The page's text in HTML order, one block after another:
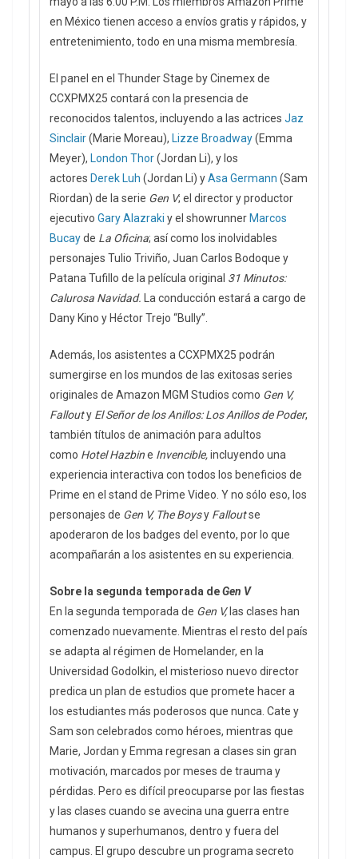
en México tienen acceso a envíos gratis y rápidos, y
entretenimiento, todo en una misma membresía.
El panel en el Thunder Stage by Cinemex de
CCXPMX25 contará con la presencia de
reconocidos talentos, incluyendo a las actrices Jaz
Sinclair(Marie Moreau), Lizze Broadway(Emma
Meyer), London Thor(Jordan Li), y los
actores Derek Luh (Jordan Li) yAsa Germann (Sam
Riordan) de la serie Gen V; el director y productor
ejecutivo Gary Alazraki y el showrunner Marcos
Bucayde La Oficina; así como los inolvidables
personajes Tulio Triviño, Juan Carlos Bodoque y
Patana Tufillo de la película original 31 Minutos:
Calurosa Navidad. La conducción estará a cargo de
Dany Kino y Héctor Trejo “Bully”.
Además, los asistentes a CCXPMX25 podrán
sumergirse en los mundos de las exitosas series
originales de Amazon MGM Studios como Gen V,
Fallouty El Señor de los Anillos: Los Anillos de Poder,
también títulos de animación para adultos
como Hotel Hazbine Invencible,incluyendo una
experiencia interactiva con todos los beneficios de
Prime en el stand de Prime Video. Y no sólo eso, los
personajes de Gen V, The Boysy Falloutse
apoderaron de los badges del evento, por lo que
acompañarán a los asistentes en su experiencia.
Sobre la segunda temporada deGen V
En la segunda temporada de Gen V,las clases han
comenzado nuevamente. Mientras el resto del país
se adapta al régimen de Homelander, en la
Universidad Godolkin, el misterioso nuevo director
predica un plan de estudios que promete hacer a
los estudiantes más poderosos que nunca. Cate y
Sam son celebrados como héroes, mientras que
Marie, Jordan y Emma regresan a clases sin gran
motivación, marcados por meses de trauma y
pérdidas. Pero es difícil preocuparse por las fiestas
y las clases cuando se avecina una guerra entre
humanos y superhumanos, dentro y fuera del
campus. El grupo descubre un programa secreto